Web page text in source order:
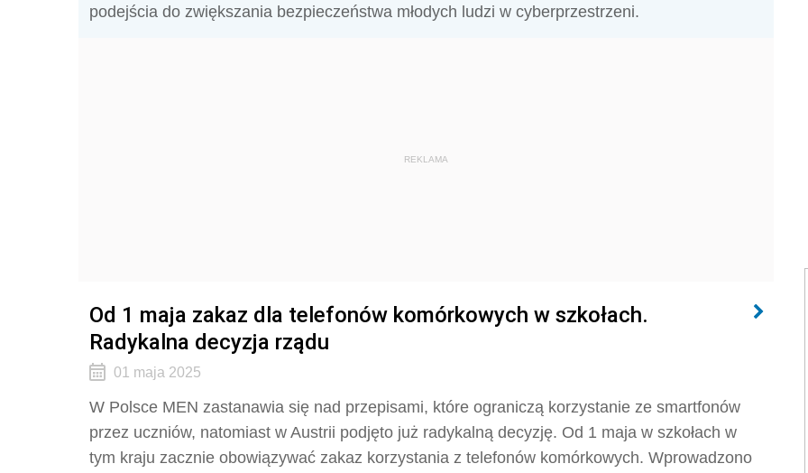
podejścia do zwiększania bezpieczeństwa młodych ludzi w cyberprzestrzeni.
REKLAMA
Od 1 maja zakaz dla telefonów komórkowych w szkołach.
Radykalna decyzja rządu
01 maja 2025
W Polsce MEN zastanawia się nad przepisami, które ograniczą korzystanie ze smartfonów
przez uczniów, natomiast w Austrii podjęto już radykalną decyzję. Od 1 maja w szkołach w
tym kraju zacznie obowiązywać zakaz korzystania z telefonów komórkowych. Wprowadzono